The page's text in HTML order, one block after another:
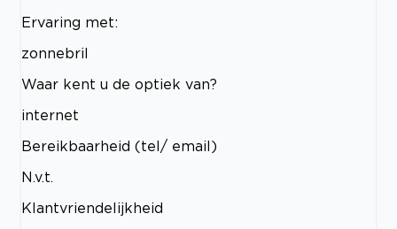
Ervaring met:
zonnebril
Waar kent u de optiek van?
internet
Bereikbaarheid (tel/ email)
N.v.t.
Klantvriendelijkheid